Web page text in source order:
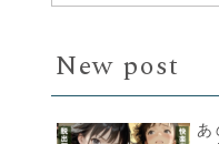
New post
あ